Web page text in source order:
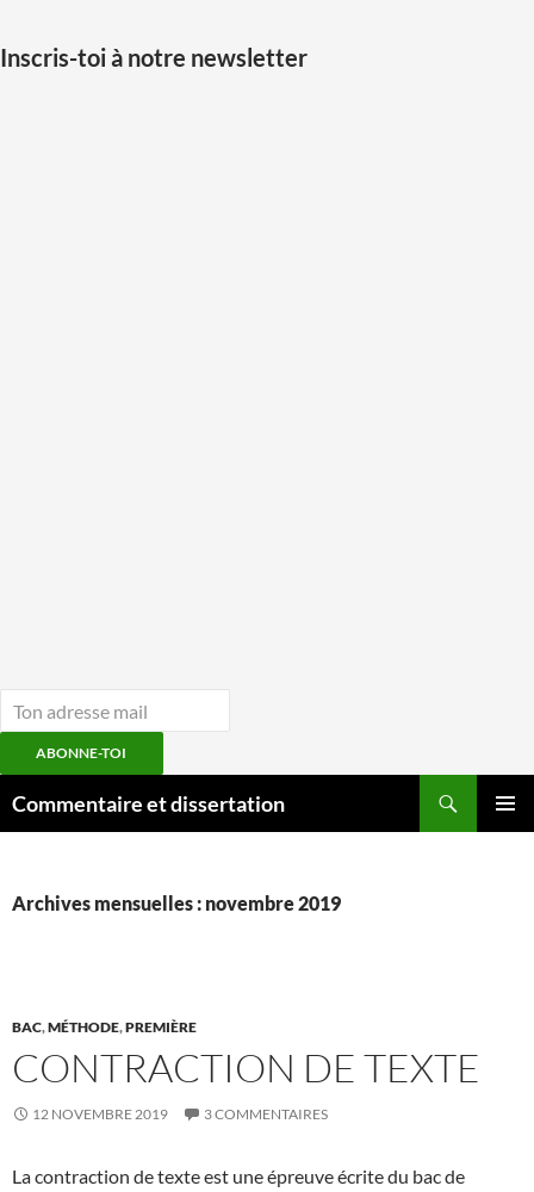
Inscris-toi à notre newsletter
ABONNE-TOI
auCommentaire et dissertation
Archives mensuelles : novembre 2019
BAC,MÉTHODE,PREMIÈRE
CONTRACTION DE TEXTE
12 NOVEMBRE 2019 3 COMMENTAIRES
La contraction de texte est une épreuve écrite du bac de